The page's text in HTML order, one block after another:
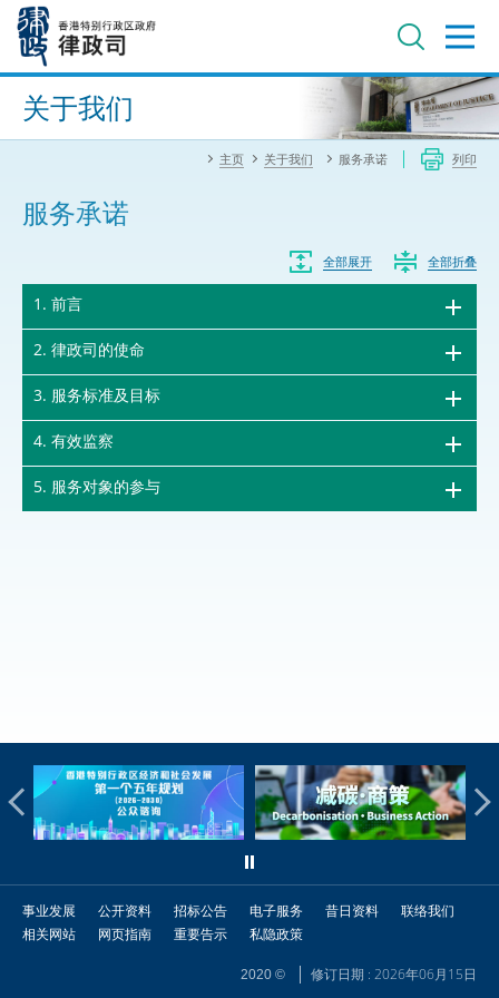
内
进阶搜寻
关于我们
主页 关于我们 服务承诺 列印
服务承诺
全部展开 全部折叠
1. 前言
2. 律政司的使命
3. 服务标准及目标
4. 有效监察
5. 服务对象的参与
事业发展 公开资料 招标公告 电子服务 昔日资料
联络我们
相关网站
网页指南 重要告示 私隐政策
2020 © 修订日期 : 2026年06月15日